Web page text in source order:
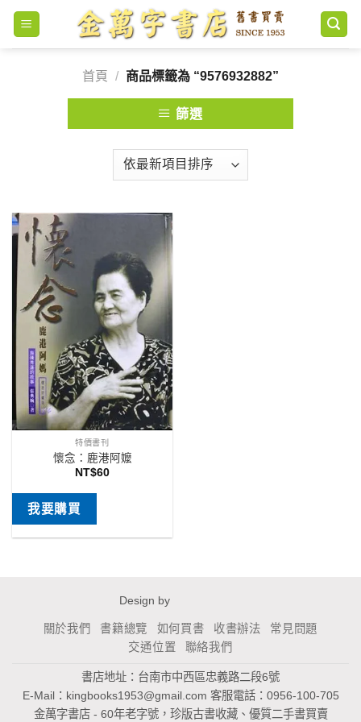
Skip
content
首頁
/ 商品標籤為 “9576932882”
篩選
特價書刊
懷念：鹿港阿嬤
NT$60
我要購買
Design by
關於我們 書籍總覽 如何買書 收書辦法
常見問題
交通位置
聯絡我們
書店地址：台南市中西區忠義路二段6號
E-Mail： kingbooks1953@gmail.com 客服電話：0956-100-705
金萬字書店 - 60年老字號，珍版古書收藏、優質二手書買賣